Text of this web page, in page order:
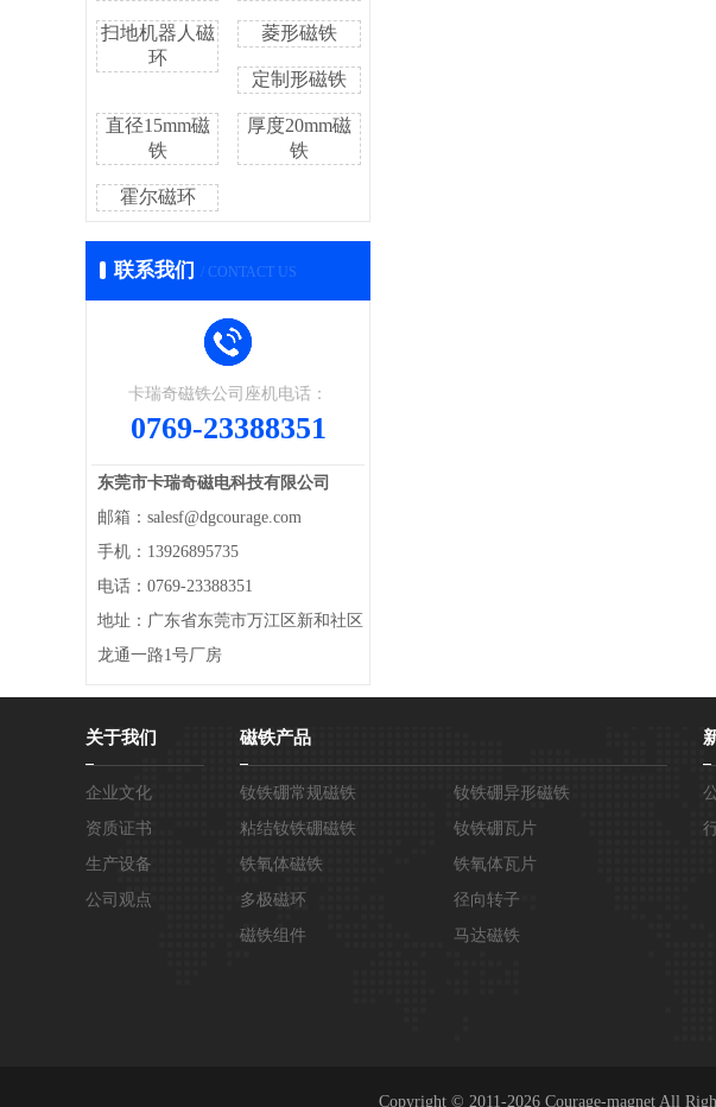
扫地机器人磁
环
菱形磁铁
定制形磁铁
直径15mm磁
铁
厚度20mm磁
铁
霍尔磁环
联系我们 / CONTACT US
卡瑞奇磁铁公司座机电话：
0769-23388351
东莞市卡瑞奇磁电科技有限公司
邮箱：salesf@dgcourage.com
手机：13926895735
电话：0769-23388351
地址：广东省东莞市万江区新和社区
龙通一路1号厂房
关于我们
企业文化
资质证书
生产设备
公司观点
磁铁产品
钕铁硼常规磁铁
钕铁硼异形磁铁
粘结钕铁硼磁铁
钕铁硼瓦片
铁氧体磁铁
铁氧体瓦片
多极磁环
径向转子
磁铁组件
马达磁铁
Copyright © 2011-2026 Courage-magnet All